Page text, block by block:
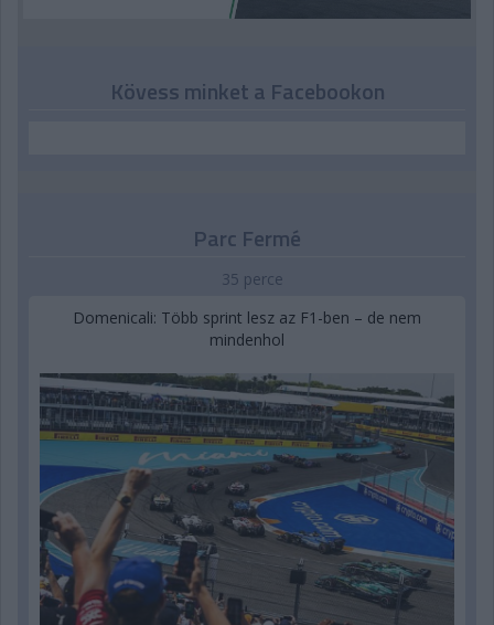
Kövess minket a Facebookon
Parc Fermé
35 perce
Domenicali: Több sprint lesz az F1-ben – de nem
mindenhol